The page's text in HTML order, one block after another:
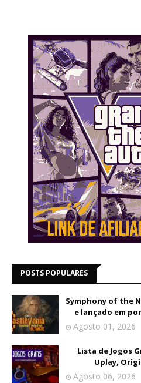
POSTS POPULARES
Symphony of the
e lançado em
Agosto 01, 2026
Lista de Jogos
Uplay,
Agosto 06, 2026